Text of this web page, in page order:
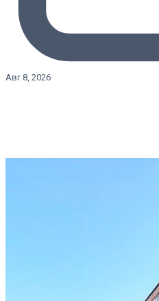
Авг 8, 2026